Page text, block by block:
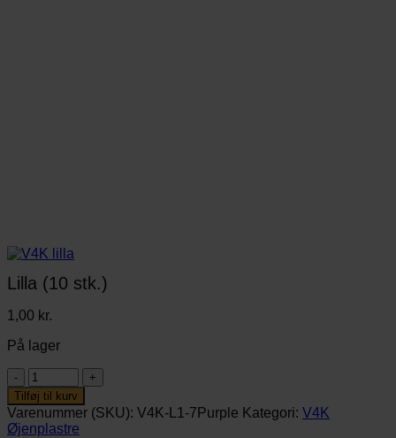
Lilla (10 stk.)
1,00 kr.
På lager
Lilla
(10
stk.)
antal
Tilføj til kurv
Varenummer (SKU): V4K-L1-7Purple Kategori: V4K
Øjenplastre